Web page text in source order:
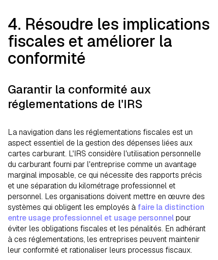
4. Résoudre les implications
fiscales et améliorer la
conformité
Garantir la conformité aux
réglementations de l'IRS
La navigation dans les réglementations fiscales est un
aspect essentiel de la gestion des dépenses liées aux
cartes carburant. L'IRS considère l'utilisation personnelle
du carburant fourni par l'entreprise comme un avantage
marginal imposable, ce qui nécessite des rapports précis
et une séparation du kilométrage professionnel et
personnel. Les organisations doivent mettre en œuvre des
systèmes qui obligent les employés àfaire la distinction
entre usage professionnel et usage personnelpour
éviter les obligations fiscales et les pénalités. En adhérant
à ces réglementations, les entreprises peuvent maintenir
leur conformité et rationaliser leurs processus fiscaux.